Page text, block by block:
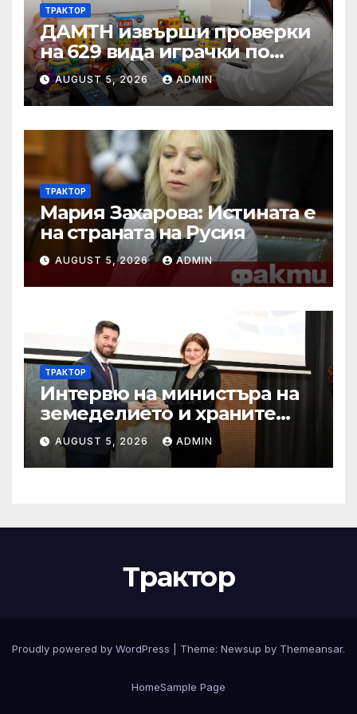
ТРАКТОР
ДАМТН извърши проверки
на 629 вида играчки по
повод Деня на детето
AUGUST 5, 2026 ADMIN
ТРАКТОР
Мария Захарова: Истината е
на страната на Русия
AUGUST 5, 2026 ADMIN
ТРАКТОР
Интервю на министъра на
земеделието и храните
Пламен Абровски в
предаването “Денят ON
AIR” по Bulgaria on air
AUGUST 5, 2026 ADMIN
Трактор
Proudly powered by WordPress Theme: Newsup by Themeansar.
HomeSample Page